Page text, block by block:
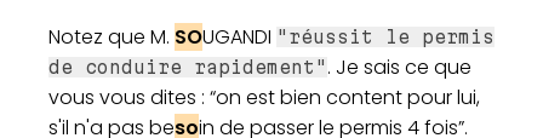
Notez que M. SOUGANDI "réussit le permis
de conduire rapidement" . Je sais ce que
vous vous dites : “on est bien content pour lui,
s'il n'a pas besoin de passer le permis 4 fois”.